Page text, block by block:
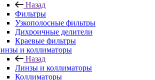
Назад
Фильтры
Узкополосные фильтры
Дихроичные делители
Краевые фильтры
и коллиматоры
Назад
Линзы и коллиматоры
Коллиматоры